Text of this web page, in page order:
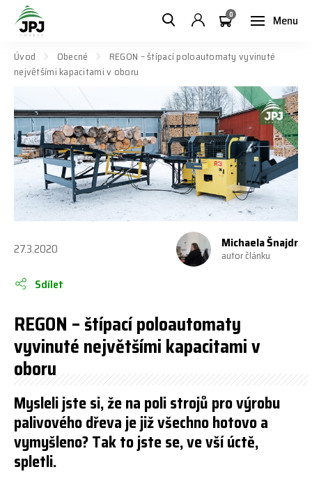
Menu
0
Úvod Obecné
REGON – štípací poloautomaty vyvinuté
největšími kapacitami v oboru
27.3.2020
Sdílet
Michaela Šnajdr
autor článku
REGON – štípací poloautomaty
vyvinuté největšími kapacitami v
oboru
Mysleli jste si, že na poli strojů pro výrobu
palivového dřeva je již všechno hotovo a
vymyšleno? Tak to jste se, ve vší úctě,
spletli.